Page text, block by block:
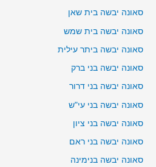
סאונה יבשה בית שאן
סאונה יבשה בית שמש
סאונה יבשה ביתר עילית
סאונה יבשה בני ברק
סאונה יבשה בני דרור
סאונה יבשה בני עי"ש
סאונה יבשה בני ציון
סאונה יבשה בני ראם
סאונה יבשה בנימינה